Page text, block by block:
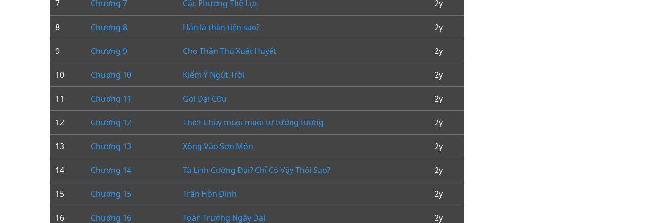
7 Chương 7 Các Phương Thế Lực 2y
8 Chương 8 Hắn là thần tiên sao? 2y
9 Chương 9 Cho Thần Thú Xuất Huyết 2y
10 Chương 10 Kiếm Ý Ngút Trời 2y
11 Chương 11 Gọi Đại Cữu 2y
12 Chương 12 Thiết Chùy muội muội tự tưởng tượng 2y
13 Chương 13 Xông Vào Sơn Môn 2y
14 Chương 14 Tà Linh Cường Đại? Chỉ Có Vậy Thôi Sao? 2y
15 Chương 15 Trấn Hồn Đinh 2y
16 Chương 16 Toàn Trường Ngây Dại 2y